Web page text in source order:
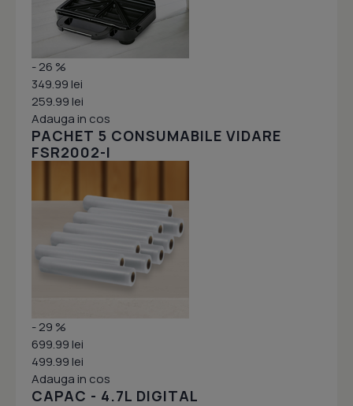
- 26 %
349.99 lei
259.99 lei
Adauga in cos
PACHET 5 CONSUMABILE VIDARE
FSR2002-I
- 29 %
699.99 lei
499.99 lei
Adauga in cos
CAPAC - 4.7L DIGITAL